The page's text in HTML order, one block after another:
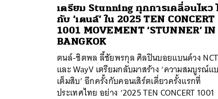
เตรียม Stunning ทุกการเคลื่อนไหว
กับ ‘เตนล์’ ใน 2025 TEN CONCERT
1001 MOVEMENT ‘STUNNER’ IN
BANGKOK
ตนล์-ชิตพล ลี้ชัยพรกุล ศิลปินบอยแบนด์วง NCT
และ WayV เตรียมกลับมาสร้าง ‘ความสมบูรณ์แ
เต็มสิบ’ อีกครั้งกับคอนเสิร์ตเดี่ยวครั้งแรกที่
ประเทศไทย อย่าง ‘2025 TEN CONCERT 1001